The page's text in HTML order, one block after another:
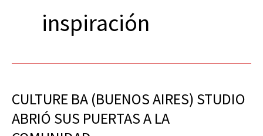
inspiración
CULTURE BA (BUENOS AIRES) STUDIO
ABRIÓ SUS PUERTAS A LA
CULTURE
BA